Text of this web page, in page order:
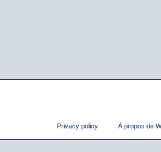
Privacy policy À propos de